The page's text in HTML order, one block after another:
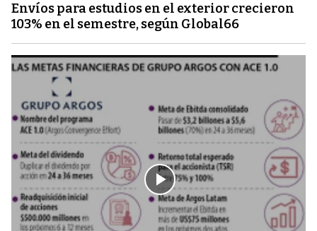
Envíos para estudios en el exterior crecieron
103% en el semestre, según Global66